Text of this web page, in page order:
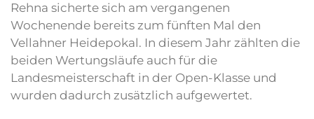
Rehna sicherte sich am vergangenen
Wochenende bereits zum fünften Mal den
Vellahner Heidepokal. In diesem Jahr zählten die
beiden Wertungsläufe auch für die
Landesmeisterschaft in der Open-Klasse und
wurden dadurch zusätzlich aufgewertet.